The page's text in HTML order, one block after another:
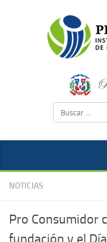
NOTICIAS
Pro Consumidor